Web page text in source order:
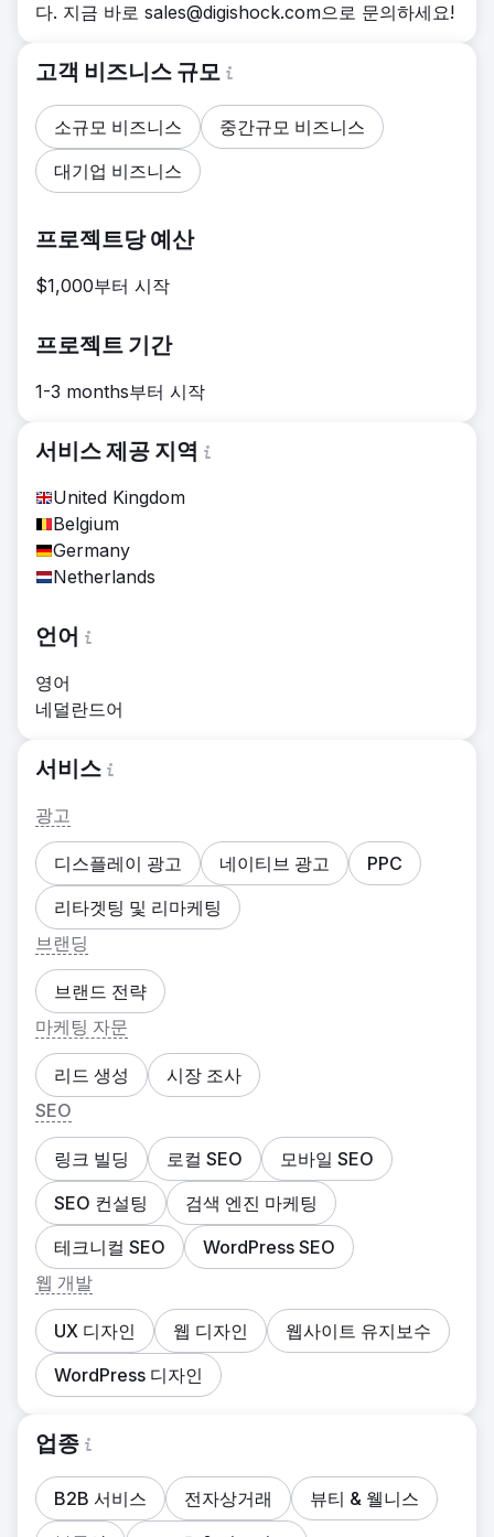
다. 지금 바로 sales@digishock.com으로 문의하세요!
고객 비즈니스 규모
소규모 비즈니스
중간규모 비즈니스
대기업 비즈니스
프로젝트당 예산
$1,000부터 시작
프로젝트 기간
1-3 months부터 시작
서비스 제공 지역
United Kingdom
Belgium
Germany
Netherlands
언어
영어
네덜란드어
서비스
광고
디스플레이 광고 네이티브 광고
PPC
리타겟팅 및 리마케팅
브랜딩
브랜드 전략
마케팅 자문
리드 생성
시장 조사
SEO
링크 빌딩 로컬 SEO
모바일 SEO
SEO 컨설팅
검색 엔진 마케팅
테크니컬 SEO
WordPress SEO
웹 개발
UX 디자인 웹 디자인
웹사이트 유지보수
WordPress 디자인
업종
B2B 서비스 전자상거래
뷰티 & 웰니스